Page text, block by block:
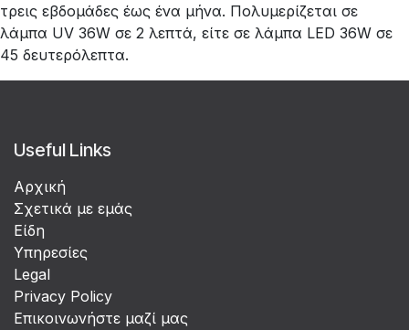
τρεις εβδομάδες έως ένα μήνα. Πολυμερίζεται σε
λάμπα UV 36W σε 2 λεπτά, είτε σε λάμπα LED 36W σε
45 δευτερόλεπτα.
Useful Links
Αρχική
Σχετικά με εμάς
Είδη
Υπηρεσίες
Legal
Privacy Policy
Επικοινωνήστε μαζί μας